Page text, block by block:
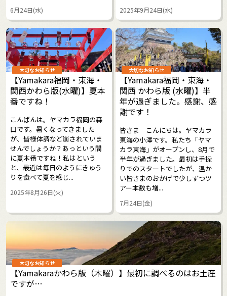
6月24日(水) 2025年9月24日(水)
大切なお知らせ
【Yamakara福岡・東海・
関西かわら版(水曜)】夏本
番ですね！
こんばんは。ヤマカラ福岡の森
口です。暑くなってきました
が、皆様体調など崩されていま
せんでしょうか？あっという間
に夏本番ですね！私はという
と、最近は毎日のようにきゅう
りを食べて夏を感じ...
2025年8月26日(火)
大切なお知らせ
【Yamakara福岡・東海・
関西 かわら版 (水曜)】半
年が過ぎました。感謝、感
謝です！
皆さま こんにちは。ヤマカラ
東海の小澤です。私たち「ヤマ
カラ東海」がオープンし、8月で
半年が過ぎました。最初は手探
りでのスタートでしたが、温か
い皆さまのおかげで少しずつツ
アー本数も増...
7月24日(金)
大切なお知らせ
【Yamakaraかわら版（木曜）】最初に調べるのはお土産
ですが…